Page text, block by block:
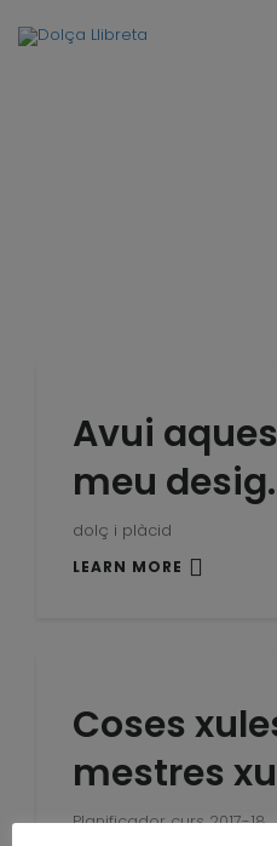
Avui
meu
dolç i plàcid
LEARN MORE
Coses
mestres
Planificador curs 2017-18